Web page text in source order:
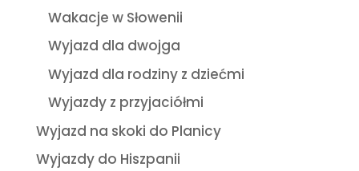
Wakacje w Słowenii
Wyjazd dla dwojga
Wyjazd dla rodziny z dziećmi
Wyjazdy z przyjaciółmi
Wyjazd na skoki do Planicy
Wyjazdy do Hiszpanii